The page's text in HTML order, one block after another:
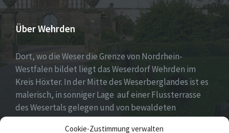
Cookie-Zustimmung verwalten
Über Wehrden
Dort, wo die Weser die Grenze von Nordrhein-
Westfalen bildet liegt das Weserdorf Wehrden im
Kreis Höxter. In der Mitte des Weserberglandes ist es
malerisch, in sonniger Lage auf einer Flussterrasse
des Wesertals gelegen und von bewaldeten
Höhenzügen des Sollings und des Wildbergs